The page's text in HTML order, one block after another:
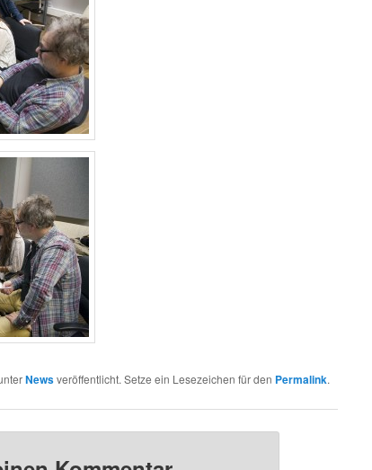
Newsveröffentlicht. Setze ein Lesezeichen für den Permalink.